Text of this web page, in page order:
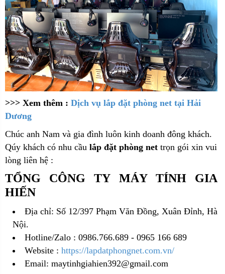
>>> Xem thêm : Dịch vụ lắp đặt phòng net tại Hải
Dương
Chúc anh Nam và gia đình luôn kinh doanh đông khách.
Qúy khách có nhu cầu lắp đặt phòng net trọn gói xin vui
lòng liên hệ :
TỔNG CÔNG TY MÁY TÍNH GIA
HIẾN
Địa chỉ: Số 12/397 Phạm Văn Đồng, Xuân Đỉnh, Hà
Nội.
Hotline/Zalo : 0986.766.689 - 0965 166 689
Website : https://lapdatphongnet.com.vn/
Email: maytinhgiahien392@gmail.com